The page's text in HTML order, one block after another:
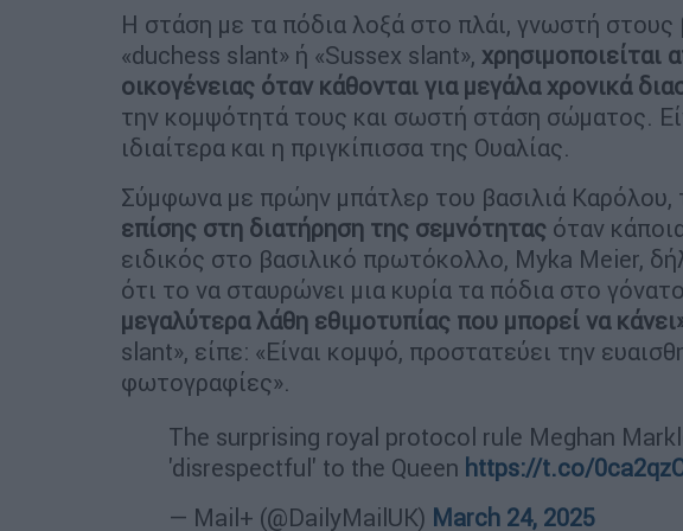
Η στάση με τα πόδια λοξά στο πλάι, γνωστή στους
«duchess slant» ή «Sussex slant», χρησιμοποιείται
οικογένειας όταν κάθονται για μεγάλα χρονικά
την κομψότητά τους και σωστή στάση σώματος.
ιδιαίτερα και η πριγκίπισσα της Ουαλίας.
Σύμφωνα με πρώην μπάτλερ του βασιλιά Καρόλου,
επίσης στη διατήρηση της σεμνότητας όταν
ειδικός στο βασιλικό πρωτόκολλο, Myka Meier,
ότι το να σταυρώνει μια κυρία τα πόδια στο γόνατο
μεγαλύτερα λάθη εθιμοτυπίας που μπορεί να
slant», είπε: «Είναι κομψό, προστατεύει την
φωτογραφίες».
The surprising royal protocol rule Meghan
'disrespectful' to the Queen https://t.co/
— Mail+ (@DailyMailUK) March 24, 2025